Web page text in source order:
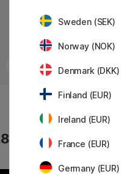
€
COPIC
Sweden (SEK)
Norway (NOK)
Denmark (DKK)
Finland (EUR)
Ireland (EUR)
France (EUR)
Germany (EUR)